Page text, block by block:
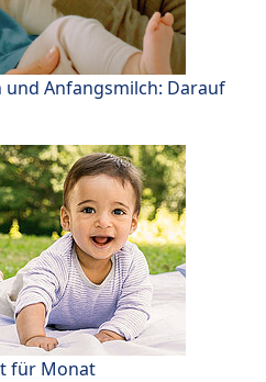
Anfangsmilch: Darauf
für Monat